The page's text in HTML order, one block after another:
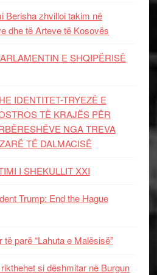
Berisha zhvilloi takim në
dhe të Arteve të Kosovës
E SHQIPËRISË
IDENTITET-TRYEZË E
TË KRAJËS PËR
NGA TREVA
TË DALMACISË
I SHEKULLIT XXI
Trump: End the Hague
parë “Lahuta e Malësisë”
si dëshmitar në Burgun